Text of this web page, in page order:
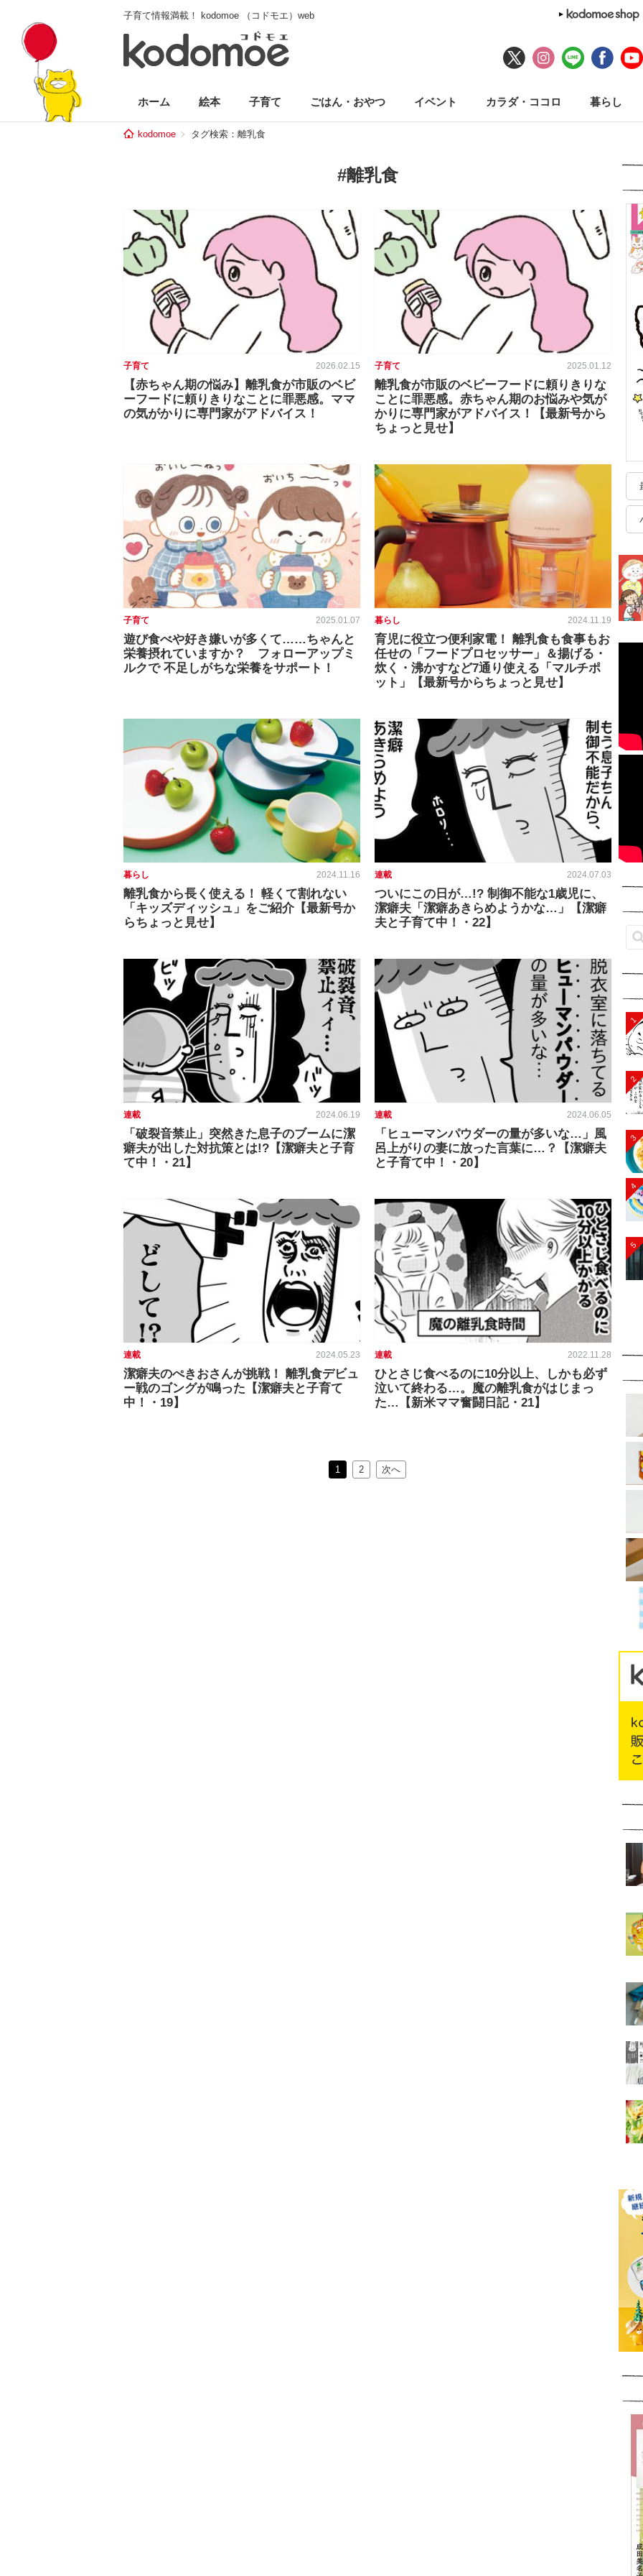
子育て情報満載！ kodomoe （コドモエ）web
ホーム 絵本 子育て ごはん・おやつ イベント カラダ・ココロ 暮らし
kodomoe タグ検索：離乳食
#離乳食
子育て 2026.02.15
【赤ちゃん期の悩み】離乳食が市販のベビ
ーフードに頼りきりなことに罪悪感。ママ
の気がかりに専門家がアドバイス！
子育て 2025.01.12
離乳食が市販のベビーフードに頼りきりな
ことに罪悪感。赤ちゃん期のお悩みや気が
かりに専門家がアドバイス！【最新号から
ちょっと見せ】
子育て 2025.01.07
遊び食べや好き嫌いが多くて……ちゃんと
栄養摂れていますか？ フォローアップミ
ルクで 不足しがちな栄養をサポート！
暮らし 2024.11.19
育児に役立つ便利家電！ 離乳食も食事もお
任せの「フードプロセッサー」＆揚げる・
炊く・沸かすなど7通り使える「マルチポ
ット」【最新号からちょっと見せ】
暮らし 2024.11.16
離乳食から長く使える！ 軽くて割れない
「キッズディッシュ」をご紹介【最新号か
らちょっと見せ】
連載 2024.07.03
ついにこの日が…!? 制御不能な1歳児に、
潔癖夫「潔癖あきらめようかな…」【潔癖
夫と子育て中！・22】
連載 2024.06.19
「破裂音禁止」突然きた息子のブームに潔
癖夫が出した対抗策とは!?【潔癖夫と子育
て中！・21】
連載 2024.06.05
「ヒューマンパウダーの量が多いな…」風
呂上がりの妻に放った言葉に…？【潔癖夫
と子育て中！・20】
連載 2024.05.23
潔癖夫のぺきおさんが挑戦！ 離乳食デビュ
ー戦のゴングが鳴った【潔癖夫と子育て
中！・19】
連載 2022.11.28
ひとさじ食べるのに10分以上、しかも必ず
泣いて終わる…。魔の離乳食がはじまっ
た…【新米ママ奮闘日記・21】
1 2 次へ
1
2
3
4
5